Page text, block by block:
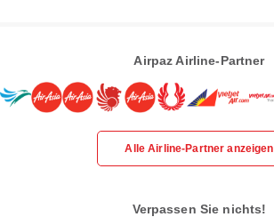
Airpaz Airline-Partner
Alle Airline-Partner anzeigen
Verpassen Sie nichts!